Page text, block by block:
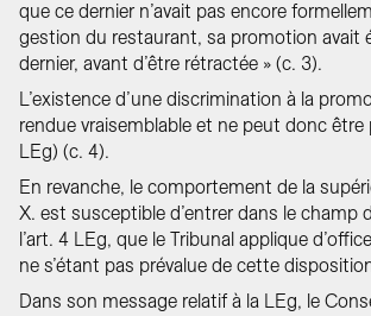
que ce dernier n’avait pas encore
gestion du restaurant, sa promotion avait
dernier, avant d’être rétractée » (c. 3).
L’existence d’une discrimination à la
rendue vraisemblable et ne peut donc être
LEg) (c. 4).
En revanche, le comportement de la
X. est susceptible d’entrer dans le champ
l’art. 4 LEg, que le Tribunal applique
ne s’étant pas prévalue de cette
Dans son message relatif à la LEg, le